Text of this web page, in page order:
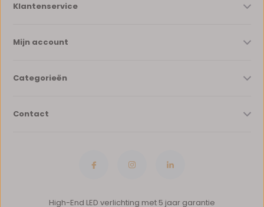
Klantenservice
Mijn account
Categorieën
Contact
High-End LED verlichting met 5 jaar garantie